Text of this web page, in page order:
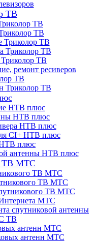
ТВ
ТВ
ТВ
Триколор ТВ
Триколор ТВ
ТВ
ремонт ресиверов
ТВ
Триколор ТВ
НТВ плюс
НТВ плюс
НТВ плюс
CI+ НТВ плюс
плюс
антенны НТВ плюс
ТВ МТС
ТВ МТС
ТВ МТС
ТВ МТС
МТС
спутниковой антенны
ТВ
антенн МТС
антенн МТС